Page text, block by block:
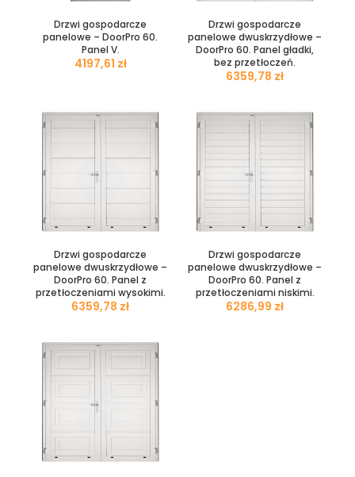
Drzwi gospodarcze
panelowe – DoorPro 60.
Panel V.
zł
Drzwi gospodarcze
panelowe dwuskrzydłowe –
DoorPro 60. Panel gładki,
bez przetłoczeń.
zł
Drzwi gospodarcze
panelowe dwuskrzydłowe –
DoorPro 60. Panel z
przetłoczeniami wysokimi.
zł
Drzwi gospodarcze
panelowe dwuskrzydłowe –
DoorPro 60. Panel z
przetłoczeniami niskimi.
zł